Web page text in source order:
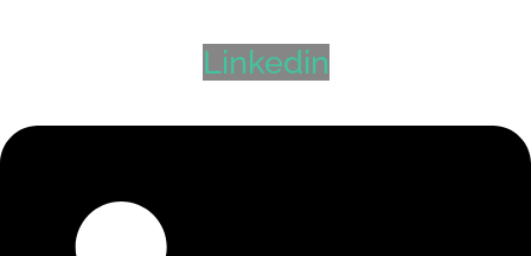
Linkedin